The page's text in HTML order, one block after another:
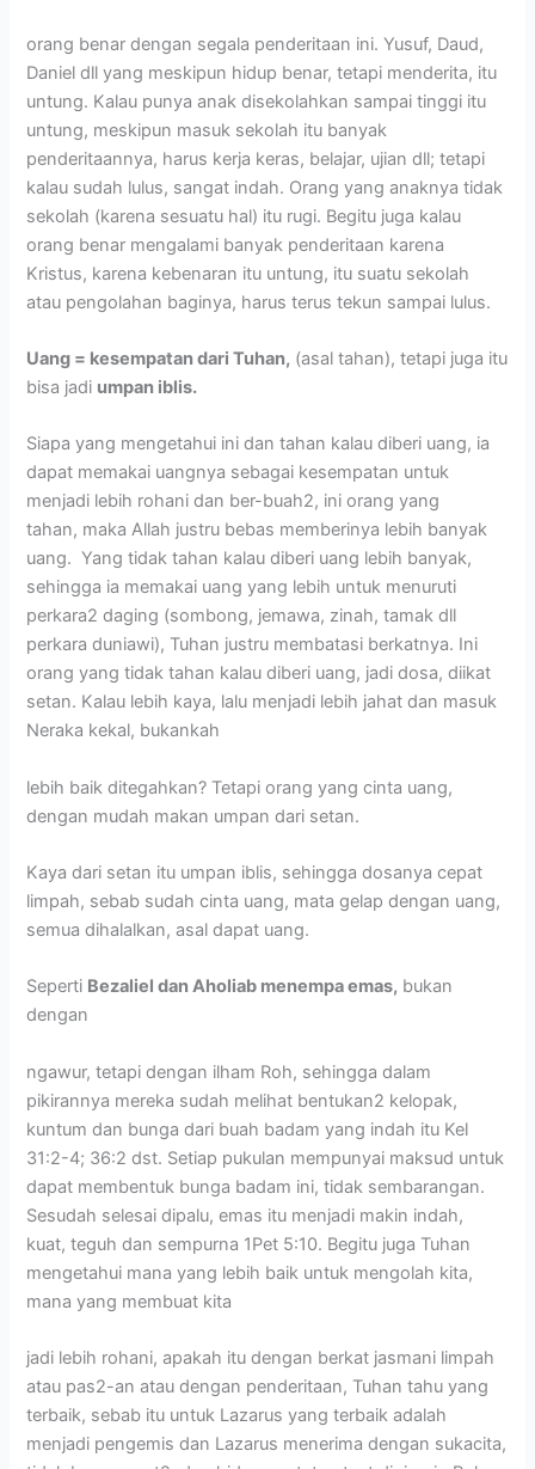
orang benar dengan segala penderitaan ini. Yusuf, Daud,
Daniel dll yang meskipun hidup benar, tetapi menderita, itu
untung. Kalau punya anak disekolahkan sampai tinggi itu
untung, meskipun masuk sekolah itu banyak
penderitaannya, harus kerja keras, belajar, ujian dll; tetapi
kalau sudah lulus, sangat indah. Orang yang anaknya tidak
sekolah (karena sesuatu hal) itu rugi. Begitu juga kalau
orang benar mengalami banyak penderitaan karena
Kristus, karena kebenaran itu untung, itu suatu sekolah
atau pengolahan baginya, harus terus tekun sampai lulus.
Uang = kesempatan dari Tuhan, (asal tahan), tetapi juga itu
bisa jadi umpan iblis.
Siapa yang mengetahui ini dan tahan kalau diberi uang, ia
dapat memakai uangnya sebagai kesempatan untuk
menjadi lebih rohani dan ber-buah2, ini orang yang
tahan, maka Allah justru bebas memberinya lebih banyak
uang. Yang tidak tahan kalau diberi uang lebih banyak,
sehingga ia memakai uang yang lebih untuk menuruti
perkara2 daging (sombong, jemawa, zinah, tamak dll
perkara duniawi), Tuhan justru membatasi berkatnya. Ini
orang yang tidak tahan kalau diberi uang, jadi dosa, diikat
setan. Kalau lebih kaya, lalu menjadi lebih jahat dan masuk
Neraka kekal, bukankah
lebih baik ditegahkan? Tetapi orang yang cinta uang,
dengan mudah makan umpan dari setan.
Kaya dari setan itu umpan iblis, sehingga dosanya cepat
limpah, sebab sudah cinta uang, mata gelap dengan uang,
semua dihalalkan, asal dapat uang.
Seperti Bezaliel dan Aholiab menempa emas, bukan
dengan
ngawur, tetapi dengan ilham Roh, sehingga dalam
pikirannya mereka sudah melihat bentukan2 kelopak,
kuntum dan bunga dari buah badam yang indah itu Kel
31:2-4; 36:2 dst. Setiap pukulan mempunyai maksud untuk
dapat membentuk bunga badam ini, tidak sembarangan.
Sesudah selesai dipalu, emas itu menjadi makin indah,
kuat, teguh dan sempurna 1Pet 5:10. Begitu juga Tuhan
mengetahui mana yang lebih baik untuk mengolah kita,
mana yang membuat kita
jadi lebih rohani, apakah itu dengan berkat jasmani limpah
atau pas2-an atau dengan penderitaan, Tuhan tahu yang
terbaik, sebab itu untuk Lazarus yang terbaik adalah
menjadi pengemis dan Lazarus menerima dengan sukacita,